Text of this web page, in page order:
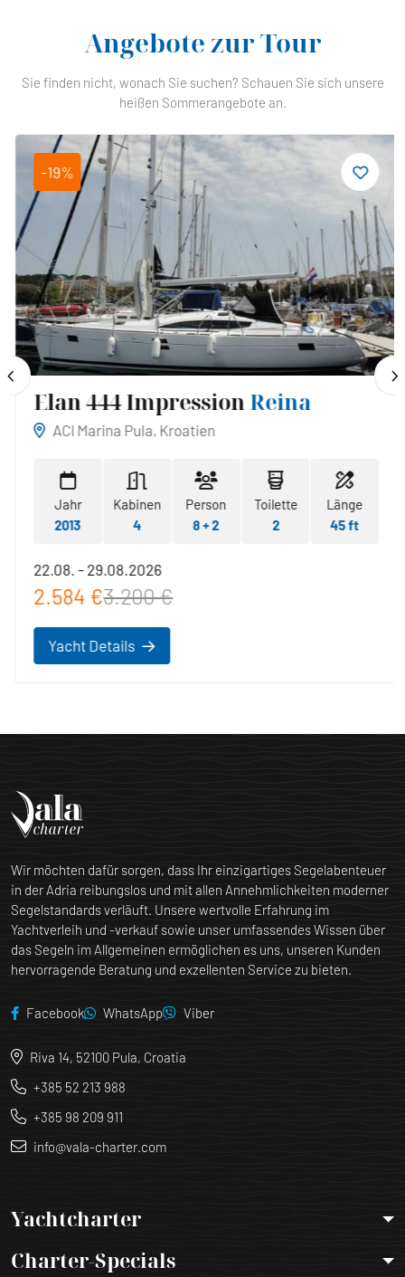
Angebote zur Tour
Sie finden nicht, wonach Sie suchen? Schauen Sie sich unsere
heißen Sommerangebote an.
-19%
Elan 444 Impression Reina
ACI Marina Pula, Kroatien
Jahr
2013
Kabinen
4
Person
8 + 2
Toilette
2
Länge
45 ft
22.08. - 29.08.2026
2.584 €3.200 €
Yacht Details
Wir möchten dafür sorgen, dass Ihr einzigartiges Segelabenteuer
in der Adria reibungslos und mit allen Annehmlichkeiten moderner
Segelstandards verläuft. Unsere wertvolle Erfahrung im
Yachtverleih und -verkauf sowie unser umfassendes Wissen über
das Segeln im Allgemeinen ermöglichen es uns, unseren Kunden
hervorragende Beratung und exzellenten Service zu bieten.
Facebook WhatsApp Viber
Riva 14, 52100 Pula, Croatia
+385 52 213 988
+385 98 209 911
info@vala-charter.com
Yachtcharter
Charter-Specials